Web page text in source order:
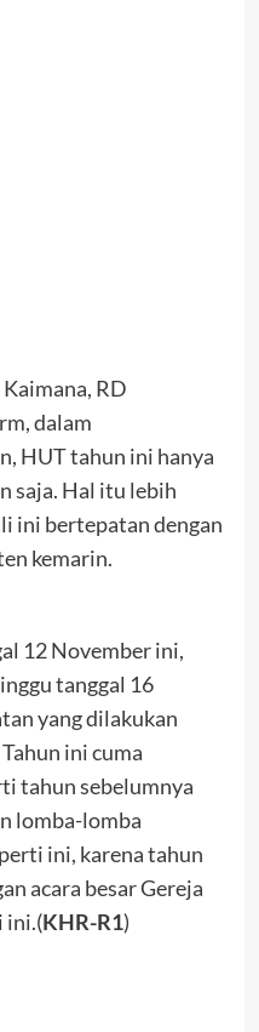
RD
dalam
HUT tahun ini hanya
saja. Hal itu lebih
ini bertepatan dengan
kemarin.
12 November ini,
tanggal 16
yang dilakukan
ini cuma
tahun sebelumnya
lomba-lomba
ini, karena tahun
acara besar Gereja
ini.(KHR-R1)